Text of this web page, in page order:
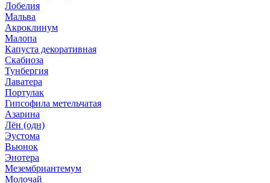
Лобелия
Мальва
Акроклинум
Малопа
Капуста декоративная
Скабиоза
Тунбергия
Лаватера
Портулак
Гипсофила метельчатая
Азарина
Лён (одн)
Эустома
Вьюнок
Энотера
Мезембриантемум
Молочай